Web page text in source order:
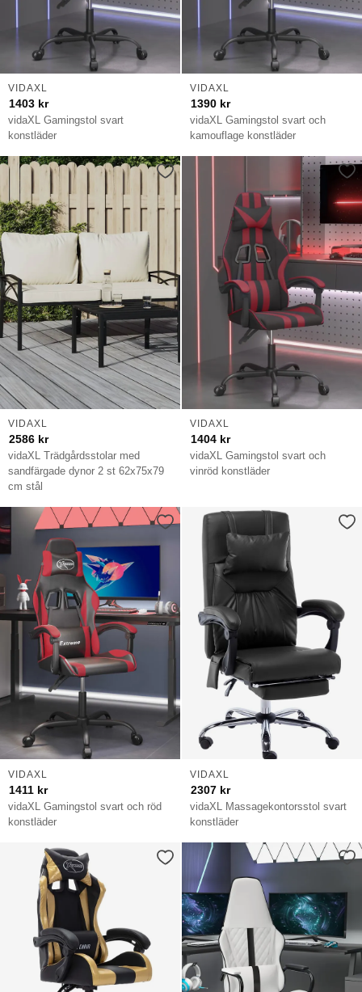
vidaXL Gamingstol svart
konstläder
VIDAXL
1403 kr
vidaXL Gamingstol svart och
kamouflage konstläder
VIDAXL
1390 kr
vidaXL Trädgårdsstolar med
sandfärgade dynor 2 st 62x75x79
cm stål
VIDAXL
2586 kr
vidaXL Gamingstol svart och
vinröd konstläder
VIDAXL
1404 kr
vidaXL Gamingstol svart och röd
konstläder
VIDAXL
1411 kr
vidaXL Massagekontorsstol svart
konstläder
VIDAXL
2307 kr